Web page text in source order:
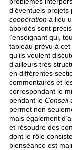
d’éventuels
coopération a lieu
abordés sont
l’enseignant qui,
tableau prévu à cet
qu’ils veulent
d’ailleurs très
en différentes
commentaires et
correspondant le
pendant le Conseil
permet non
mais également
et résoudre des
dont le rôle
bienséance est